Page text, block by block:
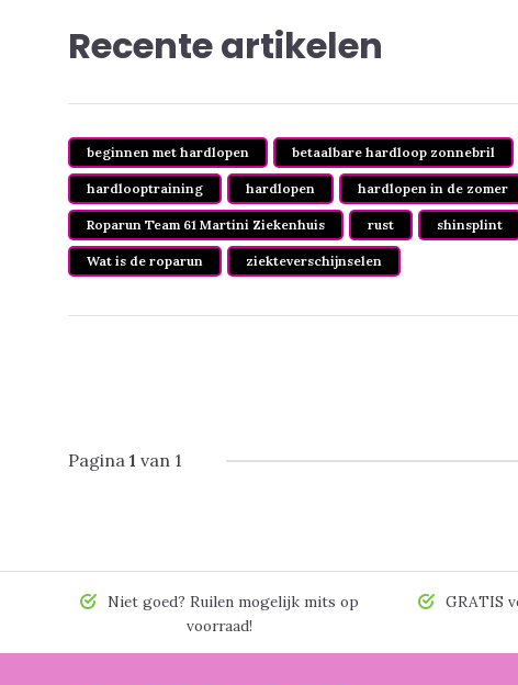
Recente artikelen
beginnen met hardlopen betaalbare hardloop zonnebril
hardlooptraining hardlopen hardlopen in de zomer
Roparun Team 61 Martini Ziekenhuis rust shinsplint
Wat is de roparun ziekteverschijnselen
Pagina 1 van 1
Niet goed? Ruilen mogelijk mits op
voorraad!
GRATIS